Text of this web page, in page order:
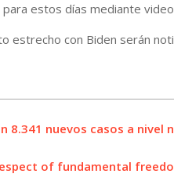
estos días mediante
estrecho con Biden serán
8.341 nuevos casos a nivel
of fundamental